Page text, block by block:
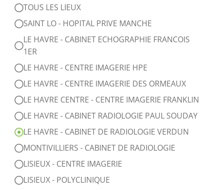
TOUS LES LIEUX
SAINT LO - HOPITAL PRIVE MANCHE
LE HAVRE - CABINET ECHOGRAPHIE FRANCOIS
1ER
LE HAVRE - CENTRE IMAGERIE HPE
LE HAVRE - CENTRE IMAGERIE DES ORMEAUX
LE HAVRE CENTRE - CENTRE IMAGERIE FRANKLIN
LE HAVRE - CABINET RADIOLOGIE PAUL SOUDAY
LE HAVRE - CABINET DE RADIOLOGIE VERDUN
MONTIVILLIERS - CABINET DE RADIOLOGIE
LISIEUX - CENTRE IMAGERIE
LISIEUX - POLYCLINIQUE